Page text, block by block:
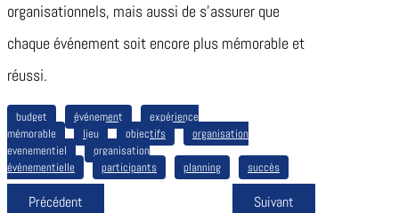
organisationnels, mais aussi de s’assurer que
chaque événement soit encore plus mémorable et
réussi.
budget événement
expérience
mémorable
lieu objectifs
organisation
evenementiel
organisation
événementielle
participants planning succès
Précédent Suivant